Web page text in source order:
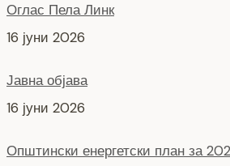
Оглас Пела Линк
16 јуни 2026
Јавна објава
16 јуни 2026
Општински енергетски план за